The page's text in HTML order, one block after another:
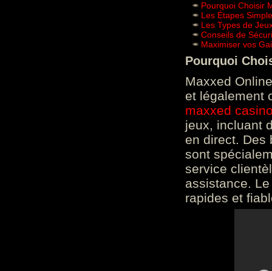
Pourquoi Choisir
Les Étapes
Les Types de
Conseils de
Maximiser vos
Pourquoi
Maxxed
et légalement
maxxed
jeux, incluant
en direct. Des
sont
service
assistance.
rapides et